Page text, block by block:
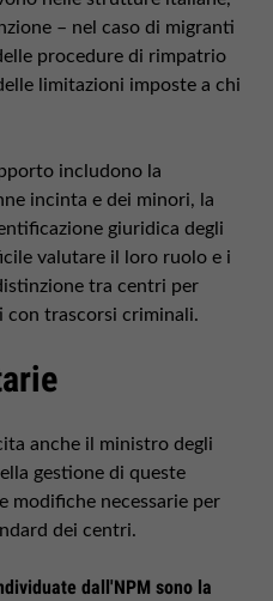
– nel caso di migranti
procedure di rimpatrio
limitazioni imposte a chi
includono la
incinta e dei minori, la
giuridica degli
valutare il loro ruolo e i
tra centri per
con trascorsi criminali.
anche il ministro degli
gestione di queste
modifiche necessarie per
dei centri.
dall'NPM sono la